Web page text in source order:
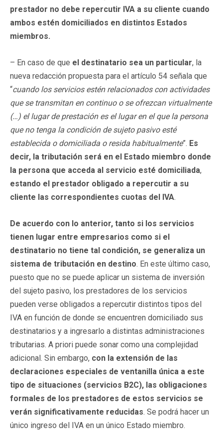
prestador no debe repercutir IVA a su cliente cuando
ambos estén domiciliados en distintos Estados
miembros.
– En caso de que el destinatario sea un particular, la
nueva redacción propuesta para el artículo 54 señala que
“cuando los servicios estén relacionados con actividades
que se transmitan en continuo o se ofrezcan virtualmente
(…) el lugar de prestación es el lugar en el que la persona
que no tenga la condición de sujeto pasivo esté
establecida o domiciliada o resida habitualmente”. Es
decir, la tributación será en el Estado miembro donde
la persona que acceda al servicio esté domiciliada,
estando el prestador obligado a repercutir a su
cliente las correspondientes cuotas del IVA.
De acuerdo con lo anterior, tanto si los servicios
tienen lugar entre empresarios como si el
destinatario no tiene tal condición, se generaliza un
sistema de tributación en destino. En este último caso,
puesto que no se puede aplicar un sistema de inversión
del sujeto pasivo, los prestadores de los servicios
pueden verse obligados a repercutir distintos tipos del
IVA en función de donde se encuentren domiciliado sus
destinatarios y a ingresarlo a distintas administraciones
tributarias. A priori puede sonar como una complejidad
adicional. Sin embargo, con la extensión de las
declaraciones especiales de ventanilla única a este
tipo de situaciones (servicios B2C), las obligaciones
formales de los prestadores de estos servicios se
verán significativamente reducidas. Se podrá hacer un
único ingreso del IVA en un único Estado miembro.